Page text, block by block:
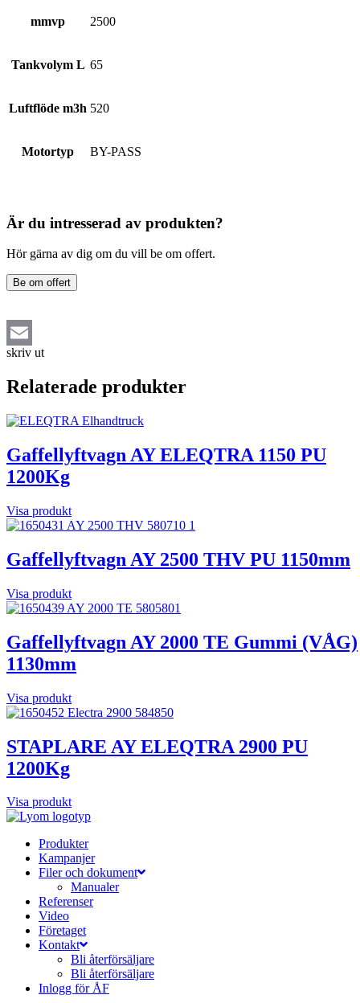
mmvp 2500
Tankvolym L 65
Luftflöde m3h 520
Motortyp BY-PASS
Är du intresserad av produkten?
Hör gärna av dig om du vill be om offert.
Be om offert
Email
skriv ut
Relaterade produkter
Gaffellyftvagn AY ELEQTRA 1150 PU
1200Kg
Visa produkt
Gaffellyftvagn AY 2500 THV PU 1150mm
Visa produkt
Gaffellyftvagn AY 2000 TE Gummi (VÅG)
1130mm
Visa produkt
STAPLARE AY ELEQTRA 2900 PU
1200Kg
Visa produkt
Produkter
Kampanjer
Filer och dokument
Manualer
Referenser
Video
Företaget
Kontakt
Bli återförsäljare
Bli återförsäljare
Inlogg för ÅF